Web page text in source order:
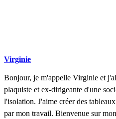
Virginie
Bonjour, je m'appelle Virginie et
plaquiste et ex-dirigeante d'une
l'isolation. J'aime créer des
par mon travail. Bienvenue sur